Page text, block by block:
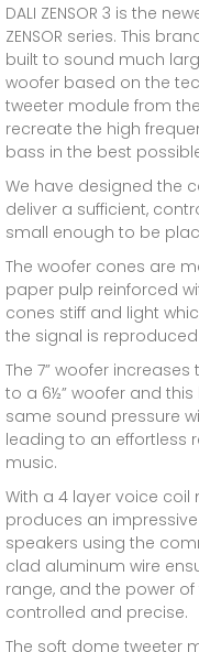
DALI ZENSOR 3 is the
ZENSOR series. This
built to sound much
woofer based on the
tweeter module from the
recreate the high
bass in the best
We have designed the
deliver a sufficient,
small enough to be
The woofer cones are
paper pulp reinforced
cones stiff and light
the signal is
The 7” woofer
to a 6½” woofer and this
same sound pressure
leading to an effortless
music.
With a 4 layer voice coil
produces an
speakers using the
clad aluminum wire
range, and the power
controlled and precise.
The soft dome tweeter